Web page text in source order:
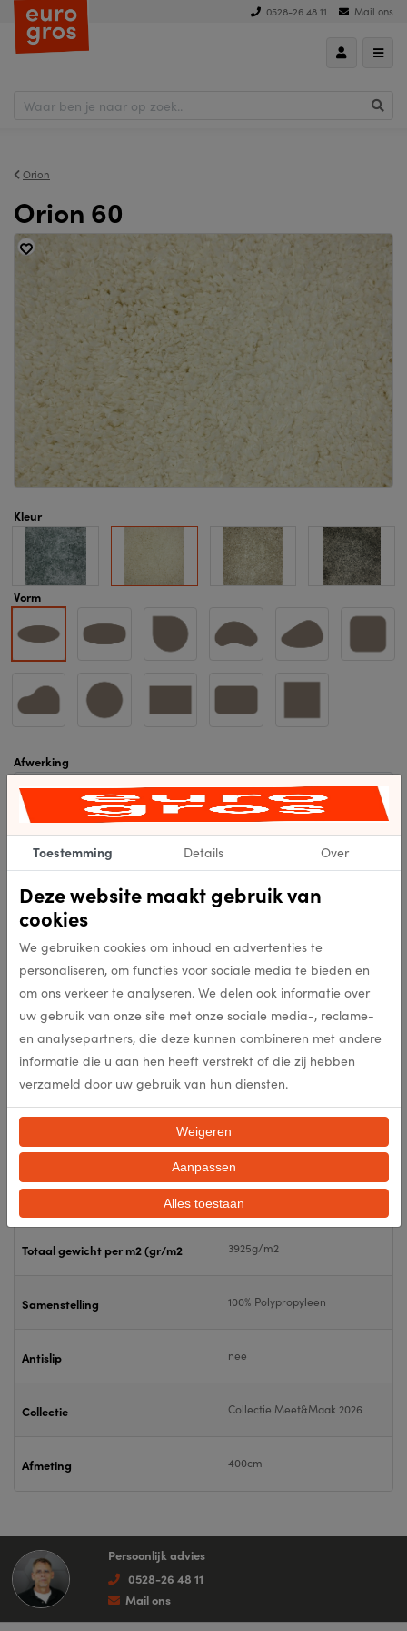
0528-26 48 11 Mail ons
Orion
Orion 60
Kleur
Vorm
Afwerking
Levertijd op aanvraag
Specificaties
Artikelnummer
307461
Kleur
Punten per m2 40.950
50mm
3000g/m2
Totaal gewicht per m2 (gr/m2 3925g/m2
Samenstelling 100% Polypropyleen
Antislip nee
Collectie Collectie Meet&Maak 2026
Afmeting 400cm
Persoonlijk advies
0528-26 48 11
Mail ons
Toestemming Details Over
Deze website maakt gebruik van
cookies
We gebruiken cookies om inhoud en advertenties te
personaliseren, om functies voor sociale media te bieden en
om ons verkeer te analyseren. We delen ook informatie over
uw gebruik van onze site met onze sociale media-, reclame-
en analysepartners, die deze kunnen combineren met andere
informatie die u aan hen heeft verstrekt of die zij hebben
verzameld door uw gebruik van hun diensten.
Weigeren
Aanpassen
Alles toestaan